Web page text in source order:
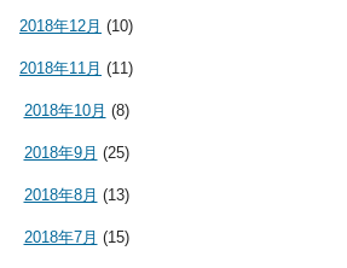
2018年12月 (10)
2018年11月 (11)
2018年10月 (8)
2018年9月 (25)
2018年8月 (13)
2018年7月 (15)